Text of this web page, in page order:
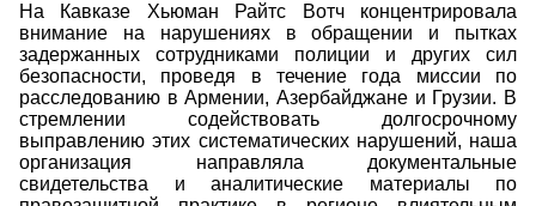
На Кавказе Хьюман Райтс Вотч концентрировала
внимание на нарушениях в обращении и пытках
задержанных сотрудниками полиции и других сил
безопасности, проведя в течение года миссии по
расследованию в Армении, Азербайджане и Грузии. В
стремлении содействовать долгосрочному
выправлению этих систематических нарушений, наша
организация направляла документальные
свидетельства и аналитические материалы по